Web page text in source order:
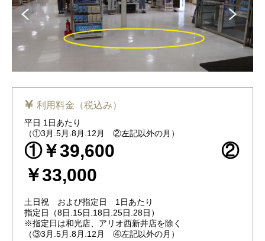
Pre
vio
Ne
xt
利用料金（税込み）
平日 1日あたり
（①3月.5月.8月.12月 ②左記以外の月）
①￥39,600 ②
￥33,000
土日祝 および指定日 1日あたり
指定日（8日.15日.18日.25日.28日）
※指定日は和光店、アリオ西新井店を除く
（③3月.5月.8月.12月 ④左記以外の月）